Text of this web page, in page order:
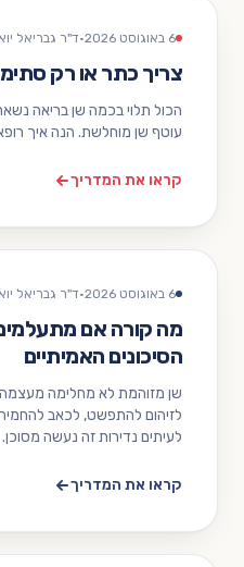
6 באוגוסט 2026 ·ד"ר גבריאל
צריך כתר או רק
הכול תלוי בכמה שן בריאה
עוטף שן מוחלשת. הנה איך
קראו את המדריך
6 באוגוסט 2026 ·ד"ר גבריאל
מה קורה אם
הסיכונים האמיתיים
שן מזוהמת לא מחלימה
לזיהום להתפשט, לכאב
לעיתים נדירות זה נעשה מסוכן.
קראו את המדריך